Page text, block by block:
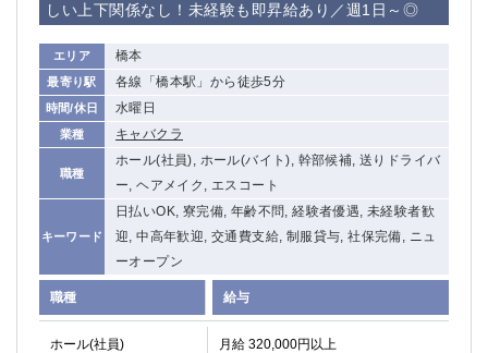
しい上下関係なし！未経験も即昇給あり／週1日～◎
エリア 橋本
最寄り駅 各線「橋本駅」から徒歩5分
時間/休日 水曜日
業種 キャバクラ
職種
ホール(社員), ホール(バイト), 幹部候補, 送りドライバ
ー, ヘアメイク, エスコート
キーワード
日払いOK, 寮完備, 年齢不問, 経験者優遇, 未経験者歓
迎, 中高年歓迎, 交通費支給, 制服貸与, 社保完備, ニュ
ーオープン
職種 給与
ホール(社員) 月給 320,000円以上
蒲田東口
多摩センター
立川（南口）
浜松町
西葛西
中野
府中
ひばりヶ丘（北口）
学芸大学
吉祥寺（南口／公園口） 小作・羽村・福生エリア
自由が丘
吉祥寺（北口／東口）
四谷
錦糸町南口
下北沢・経堂
成増駅徒歩3分の好立地！①JR埼京線「赤羽駅」から徒歩2分 ②東
三軒茶屋（南口）
①歌舞伎町 ②新宿 ③新宿三丁目 ④西
①歌舞伎町 ②新宿 ③西部新宿 ③東新宿
①歌舞伎町 ②新宿